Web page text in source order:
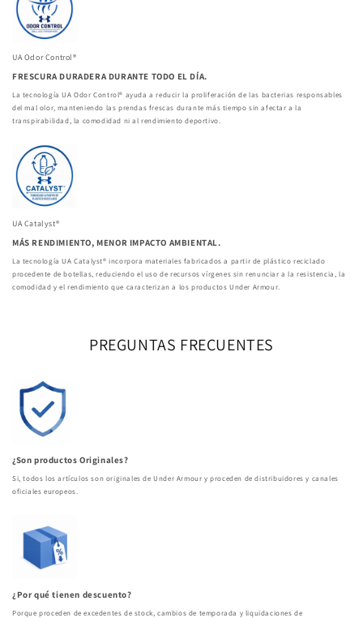
UA Odor Control®
FRESCURA DURADERA DURANTE TODO EL DÍA.
La tecnología UA Odor Control® ayuda a reducir la proliferación de las bacterias responsables
del mal olor, manteniendo las prendas frescas durante más tiempo sin afectar a la
transpirabilidad, la comodidad ni al rendimiento deportivo.
UA Catalyst®
MÁS RENDIMIENTO, MENOR IMPACTO AMBIENTAL.
La tecnología UA Catalyst® incorpora materiales fabricados a partir de plástico reciclado
procedente de botellas, reduciendo el uso de recursos vírgenes sin renunciar a la resistencia, la
comodidad y el rendimiento que caracterizan a los productos Under Armour.
PREGUNTAS FRECUENTES
¿Son productos Originales?
Si, todos los artículos son originales de Under Armour y proceden de distribuidores y canales
oficiales europeos.
¿Por qué tienen descuento?
Porque proceden de excedentes de stock, cambios de temporada y liquidaciones de